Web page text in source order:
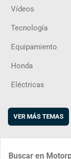
Vídeos
Tecnología
Equipamiento
Honda
Eléctricas
VER MÁS TEMAS